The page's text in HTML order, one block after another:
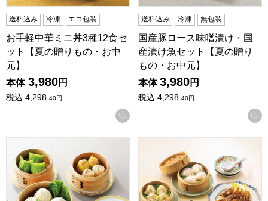
送料込み 冷凍 エコ包装
お手軽中華ミニ丼3種12食セ
ット【夏の贈りもの・お中
元】
本体 3,980円
税込 4,298.40円
お気に入りに登録する
送料込み 冷凍 無包装
国産豚ロース味噌漬け・国
産漬け魚セット【夏の贈り
もの・お中元】
本体 3,980円
税込 4,298. 40円